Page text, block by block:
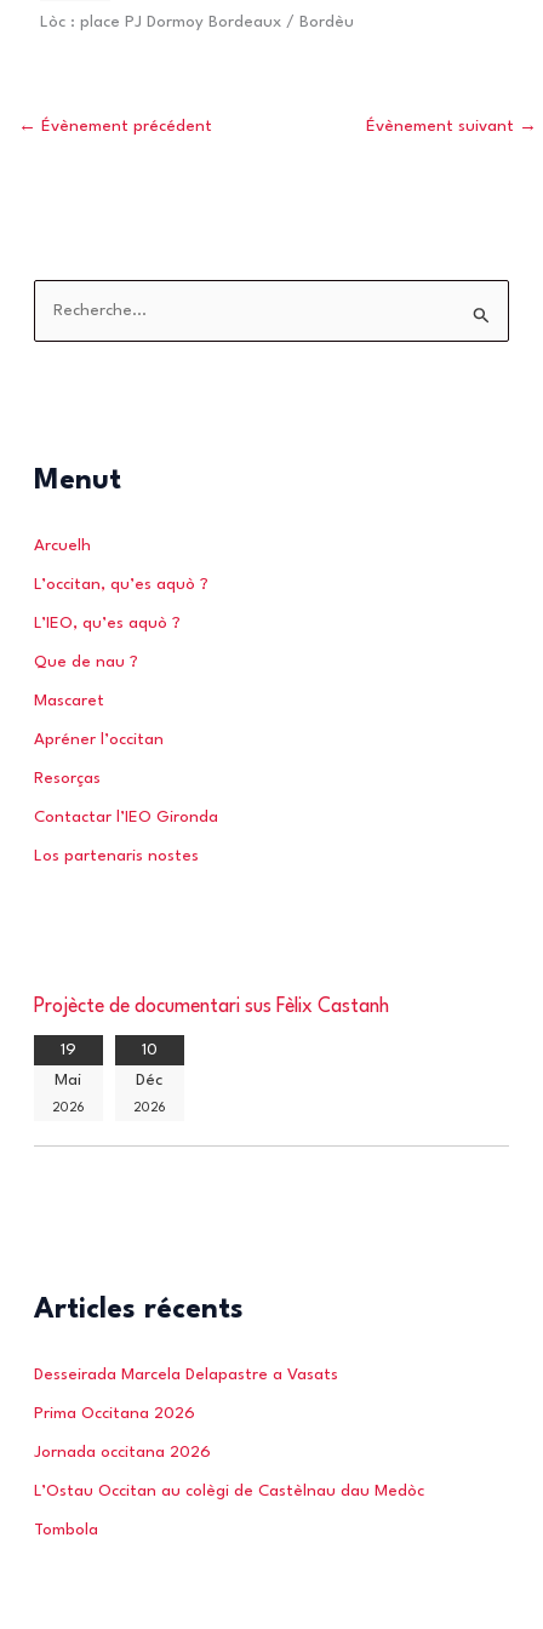
Lòc : place PJ Dormoy Bordeaux / Bordèu
← Évènement précédent Évènement suivant →
r
h
e
Menut
Arcuelh
L’occitan, qu’es aquò ?
L’IEO, qu’es aquò ?
Que de nau ?
Mascaret
Apréner l’occitan
Resorças
Contactar l’IEO Gironda
Los partenaris nostes
Projècte de documentari sus Fèlix Castanh
19
Mai
2026
10
Déc
2026
Articles récents
Desseirada Marcela Delapastre a Vasats
Prima Occitana 2026
Jornada occitana 2026
L’Ostau Occitan au colègi de Castèlnau dau Medòc
Tombola